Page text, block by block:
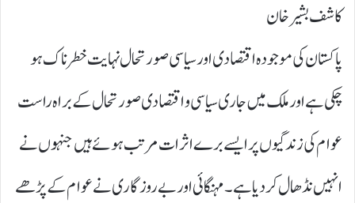
کاشف بشیر خان
پاکستان کی موجودہ اقتصادی اور سیاسی صورتحال نہایت خطرناک ہو
چکی ہے اور ملک میں جاری سیاسی و اقتصادی صورتحال کے براہ راست
عوام کی زندگیوں پر ایسے برے اثرات مرتب ہوئے ہیں جنہوں نے
انہیں نڈھال کر دیا ہے۔ مہنگائی اور بے روز گاری نے عوام کے پڑھے